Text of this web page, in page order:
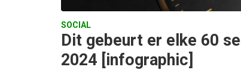
SOCIAL
Dit gebeurt er elke 60
2024 [infographic]